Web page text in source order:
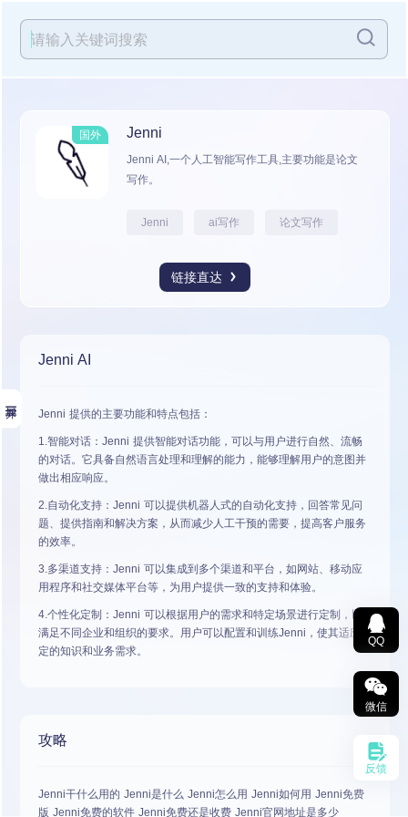
国外 Jenni
Jenni AI,一个人工智能写作工具,主要功能是论文
写作。
Jenni ai写作 论文写作
链接直达
Jenni AI
Jenni 提供的主要功能和特点包括：
1.智能对话：Jenni 提供智能对话功能，可以与用户进行自然、流畅
的对话。它具备自然语言处理和理解的能力，能够理解用户的意图并
做出相应响应。
2.自动化支持：Jenni 可以提供机器人式的自动化支持，回答常见问
题、提供指南和解决方案，从而减少人工干预的需要，提高客户服务
的效率。
3.多渠道支持：Jenni 可以集成到多个渠道和平台，如网站、移动应
用程序和社交媒体平台等，为用户提供一致的支持和体验。
4.个性化定制：Jenni 可以根据用户的需求和特定场景进行定制，以
满足不同企业和组织的要求。用户可以配置和训练Jenni，使其适应特
定的知识和业务需求。
攻略
Jenni干什么用的 Jenni是什么 Jenni怎么用 Jenni如何用 Jenni免费
版 Jenni免费的软件 Jenni免费还是收费 Jenni官网地址是多少
QQ
微信
反馈